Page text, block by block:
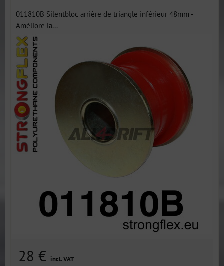
011810B Silentbloc arrière de triangle inférieur 48mm -
Améliore la...
28 € incl. VAT